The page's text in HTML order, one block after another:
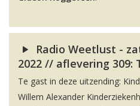
Radio Weetlust -
2022 // aflevering 309:
Te gast in deze uitzending:
Willem Alexander